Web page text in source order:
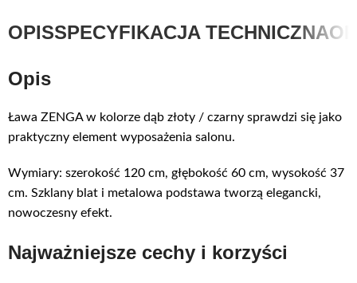
OPISSPECYFIKACJA TECHNICZNA
Opis
Ława ZENGA w kolorze dąb złoty / czarny sprawdzi się jako
praktyczny element wyposażenia salonu.
Wymiary: szerokość 120 cm, głębokość 60 cm, wysokość 37
cm. Szklany blat i metalowa podstawa tworzą elegancki,
nowoczesny efekt.
Najważniejsze cechy i korzyści